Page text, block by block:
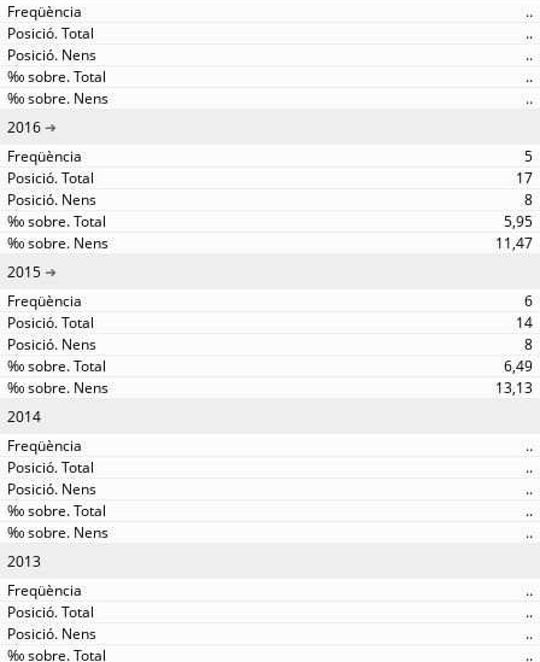
..
..
..
..
..
2016
5
17
8
5,95
11,47
2015
6
14
8
6,49
13,13
2014
..
..
..
..
..
2013
..
..
..
..